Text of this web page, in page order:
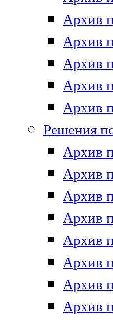
Архив
Архив
Архив
Архив
Архив
Решения
Архив
Архив
Архив
Архив
Архив
Архив
Архив
Архив